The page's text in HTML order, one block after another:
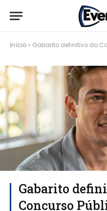
Início » Gabarito definitivo do Concurso Público nº
Gabarito
Concurso